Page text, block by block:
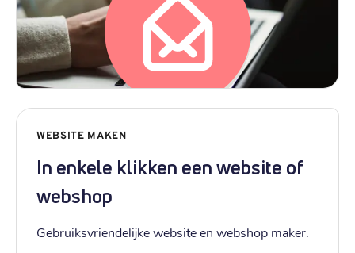
WEBSITE MAKEN
In enkele klikken een website of
webshop
Gebruiksvriendelijke website en webshop maker.